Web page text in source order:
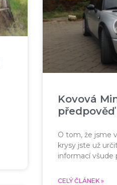
Kovová
O tom, že jsme
krysy jste už
informací všude
CELÝ ČLÁNEK »